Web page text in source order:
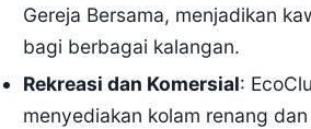
Gereja Bersama, menjadikan
bagi berbagai kalangan.
Rekreasi dan Komersial:
menyediakan kolam renang